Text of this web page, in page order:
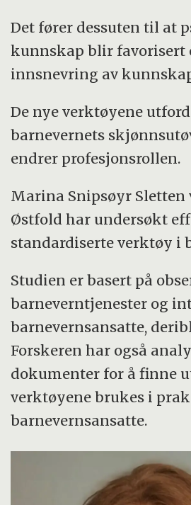
Det fører dessuten til at
kunnskap blir favorisert
innsnevring av
De nye verktøyene
barnevernets
endrer profesjonsrollen.
Marina Snipsøyr Sletten
Østfold har undersøkt
standardiserte verktøy i
Studien er basert på
barneverntjenester og
barnevernsansatte,
Forskeren har også
dokumenter for å finne
verktøyene brukes i
barnevernsansatte.